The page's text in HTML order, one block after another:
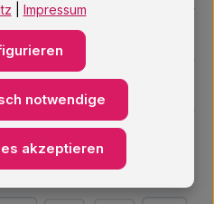
Impressum
notwendige
akzeptieren